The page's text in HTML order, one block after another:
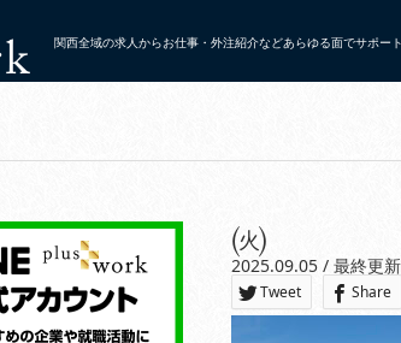
関西全域の求人からお仕事・外注紹介などあらゆる面でサポ
㈫
2025.09.05 / 最終更
Tweet Share